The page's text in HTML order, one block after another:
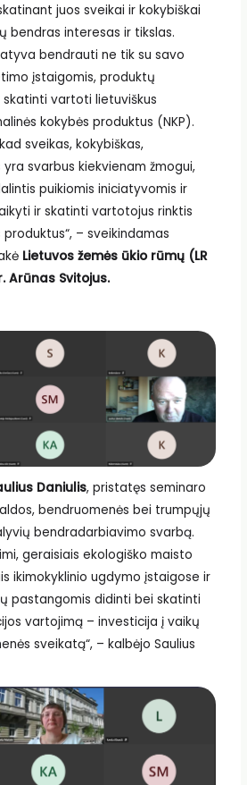
juos sveikai ir kokybiškai
bendras interesas ir tikslas.
bendrauti ne tik su savo
įstaigomis, produktų
vartoti lietuviškus
kokybės produktus (NKP).
sveikas, kokybiškas,
svarbus kiekvienam žmogui,
puikiomis iniciatyvomis ir
ir skatinti vartotojus rinktis
– sveikindamas
Lietuvos žemės ūkio rūmų (LR
Arūnas Svitojus.
Daniulis, pristatęs seminaro
bendruomenės bei trumpųjų
bendradarbiavimo svarbą.
geraisiais ekologiško maisto
ikimokyklinio ugdymo įstaigose ir
pastangomis didinti bei skatinti
vartojimą – investicija į vaikų
sveikatą“, – kalbėjo Saulius